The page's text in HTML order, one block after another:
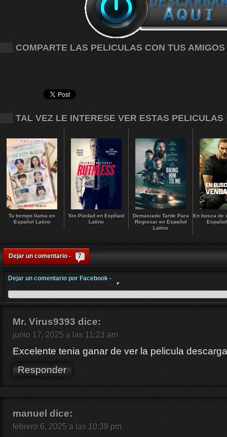
COMPARTE LAS PELICULAS CON TUS AMIGOS
TAL VEZ LE INTERESE VER ESTAS PELICULAS
Tu tiempo llama en
Español Latino
Sin Piedad en Espñaol
Latino
Demasiado Tarde Para
Regresar en Español
Latino
En busca de
Dejar un comentario - 7
Dejar un comentario por Facebook -
Mr. Virus9393 dice:
junio 17, 2025 a las 11:23 am
Excelente tenia ganar de ver la pelicula
Responder
manuel dice:
febrero 6, 2025 a las 10:39 pm